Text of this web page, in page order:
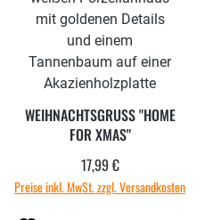
WEIHNACHTSGRUSS "HOME
FOR XMAS"
Regulärer Preis:
17,99 €
Preise inkl. MwSt. zzgl. Versandkosten